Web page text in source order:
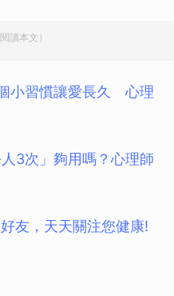
讀本文）
小習慣讓愛長久 心理
3次」夠用嗎？心理師
友，天天關注您健康!